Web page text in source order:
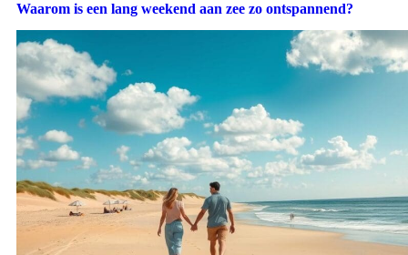
Waarom is een lang weekend aan zee zo ontspannend?